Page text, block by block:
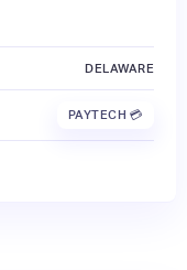
DELAWARE
PAYTECH 💳